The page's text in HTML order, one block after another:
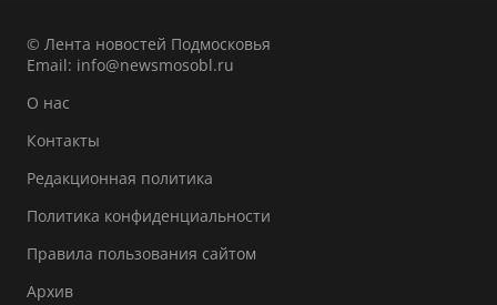
© Лента новостей Подмосковья
Email: info@newsmosobl.ru
О нас
Контакты
Редакционная политика
Политика конфиденциальности
Правила пользования сайтом
Архив